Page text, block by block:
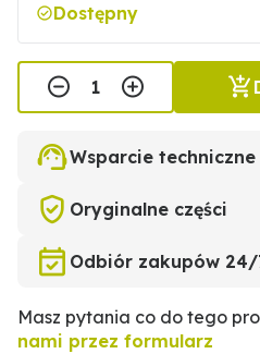
Dostępny
Wsparcie techniczne
Oryginalne części
Odbiór zakupów 24/
Masz pytania co do tego
nami przez formularz